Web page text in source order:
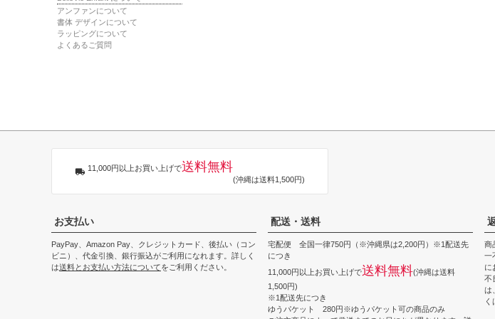
アンファンについて
書体 デザインについて
ラッピングについて
よくあるご質問
11,000円以上お買い上げで送料無料
(沖縄は送料1,500円)
お支払い
PayPay、Amazon Pay、クレジットカード、後払い（コン
ビニ）、代金引換、銀行振込がご利用になれます。詳しく
は送料とお支払い方法についてをご利用ください。
配送・送料
宅配便 全国一律750円（※沖縄県は2,200円）※1配送先
につき
11,000円以上お買い上げで送料無料(沖縄は送料
1,500円)
※1配送先につき
ゆうパケット 280円※ゆうパケット可の商品のみ
商
一
に
不
は
く